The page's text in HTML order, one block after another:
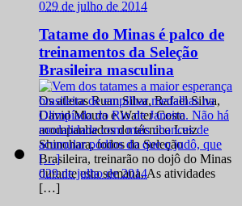
029 de julho de 2014
Tatame do Minas é palco de
treinamentos da Seleção
Brasileira masculina
Os atletas Ruan Silva, Rafael Silva,
David Moura e Walter Costa
acompanhados do técnico Luiz
Shinohara, todos da Seleção
Brasileira, treinarão no dojô do Minas
durante esta semana. As atividades
[…]
029 de julho de 2014